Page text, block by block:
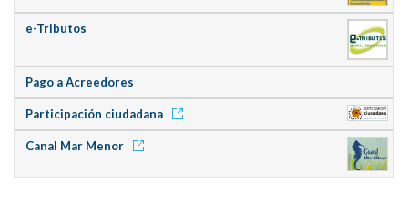
e-Tributos
Pago a Acreedores
Participación ciudadana
Canal Mar Menor